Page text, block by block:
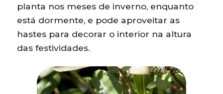
planta nos meses de inverno, enquanto
está dormente, e pode aproveitar as
hastes para decorar o interior na altura
das festividades.